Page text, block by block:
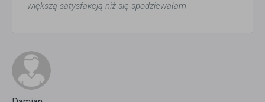
większą satysfakcją niż się spodziewałam